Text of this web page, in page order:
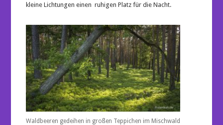
kleine Lichtungen einen ruhigen Platz für die Nacht.
Waldbeeren gedeihen in großen Teppichen im Mischwald